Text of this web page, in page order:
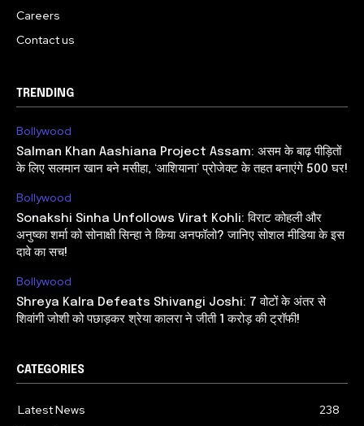
Careers
Contact us
TRENDING
Bollywood
Salman Khan Aashiana Project Assam: असम के बाढ़ पीड़ितों
के लिए सलमान खान बने मसीहा, ‘आशियाना’ प्रोजेक्ट के तहत बनाएंगे 500 घर!
Bollywood
Sonakshi Sinha Unfollows Virat Kohli: विराट कोहली और
अनुष्का शर्मा को सोनाक्षी सिन्हा ने किया अनफॉलो? जानिए सोशल मीडिया के इस
दावे का सच!
Bollywood
Shreya Kalra Defeats Shivangi Joshi: 7 वोटों के अंतर से
शिवांगी जोशी को पछाड़कर श्रेया कालरा ने जीती 1 करोड़ की ट्रॉफी!
CATEGORIES
Latest News
238